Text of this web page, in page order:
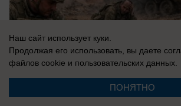
Наш сайт использует куки.
Продолжая его использовать, вы даете
файлов cookie и пользовательских данных.
ПОНЯТНО